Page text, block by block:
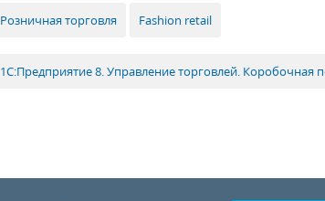
Розничная торговля Fashion retail
1С:Предприятие 8. Управление торговлей. Коробочная